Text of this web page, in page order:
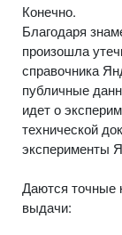
Конечно.
Благодаря
произошла
справочника
публичные
идет о
технической
эксперименты
Даются точные
выдачи: